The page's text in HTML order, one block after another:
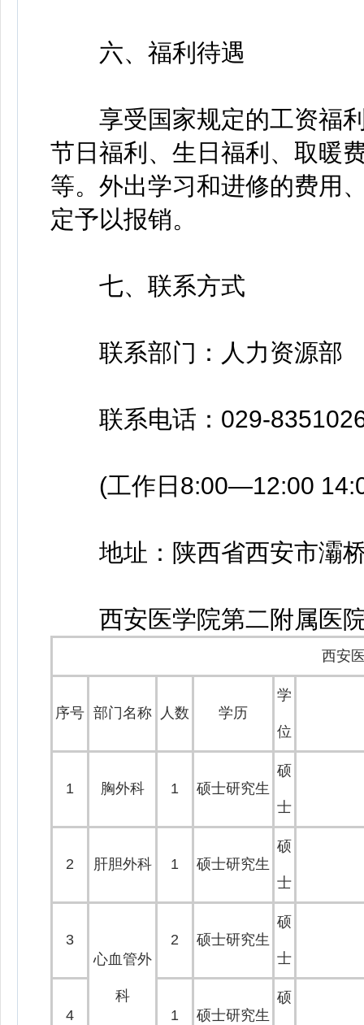
六、福利待遇
享受国家规定的工资福利
节日福利、生日福利、取暖
等。外出学习和进修的费用
定予以报销。
七、联系方式
联系部门：人力资源部
联系电话：029-
(工作日8:00—12:00
地址：陕西省西安市灞桥
西安医学院第二附属医
西安
序号 部门名称 人数 学历
学
位
1 胸外科 1 硕士研究生
硕
士
2 肝胆外科 1 硕士研究生
硕
士
3
心血管外
科
2 硕士研究生
硕
士
4 1 硕士研究生
硕